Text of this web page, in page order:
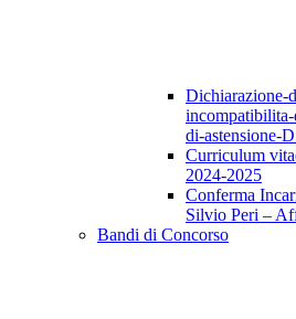
Dichiarazione-
di-astensione-
Curriculum
2024-2025
Conferma
Silvio Peri –
Bandi di Concorso